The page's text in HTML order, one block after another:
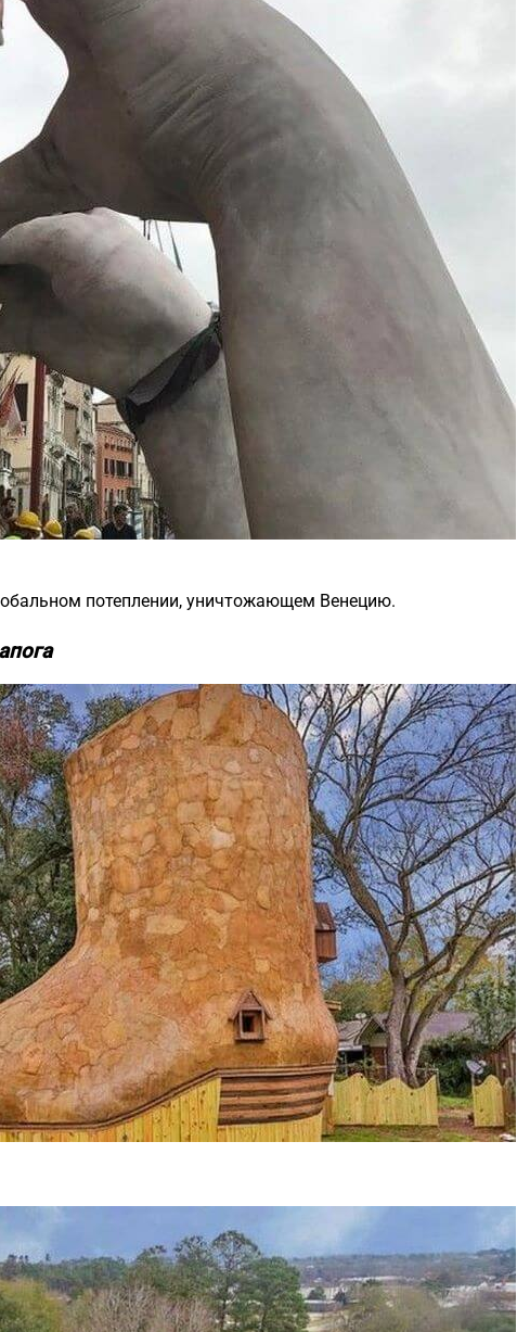
потеплении, уничтожающем Венецию.